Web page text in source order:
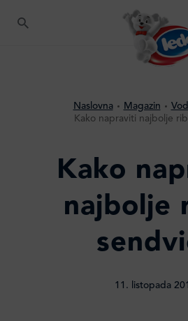
Naslovna Magazin
Kako napraviti najbolje
Kako
najbolje
11. listopada